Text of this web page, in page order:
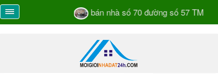
bán nhà số 70 đường số 57 TML khu